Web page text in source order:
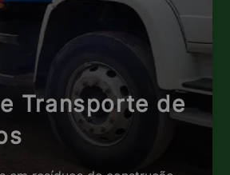
Transporte de